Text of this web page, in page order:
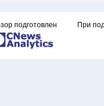
подготовлен При